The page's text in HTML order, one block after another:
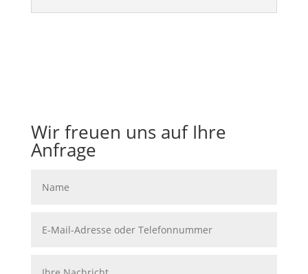
Wir freuen uns auf Ihre
Anfrage